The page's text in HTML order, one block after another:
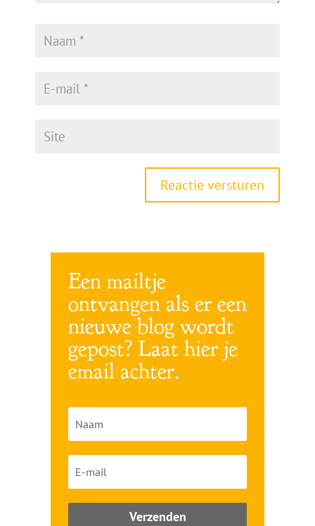
Reactie versturen
Een mailtje
ontvangen als er een
nieuwe blog wordt
gepost? Laat hier je
email achter.
Verzenden